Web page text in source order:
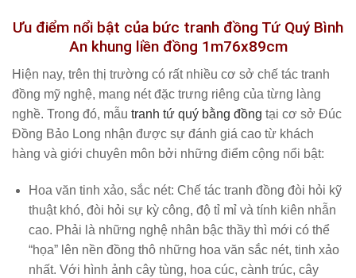
Ưu điểm nổi bật của bức tranh đồng Tứ Quý Bình
An khung liền đồng 1m76x89cm
Hiện nay, trên thị trường có rất nhiều cơ sở chế tác tranh
đồng mỹ nghệ, mang nét đặc trưng riêng của từng làng
nghề. Trong đó, mẫu tranh tứ quý bằng đồng tại cơ sở Đúc
Đồng Bảo Long nhận được sự đánh giá cao từ khách
hàng và giới chuyên môn bởi những điểm cộng nổi bật:
Hoa văn tinh xảo, sắc nét: Chế tác tranh đồng đòi hỏi kỹ
thuật khó, đòi hỏi sự kỳ công, độ tỉ mỉ và tính kiên nhẫn
cao. Phải là những nghệ nhân bậc thầy thì mới có thể
“họa” lên nền đồng thô những hoa văn sắc nét, tinh xảo
nhất. Với hình ảnh cây tùng, hoa cúc, cành trúc, cây